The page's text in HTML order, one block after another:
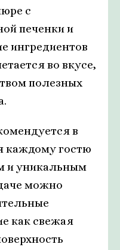
с
печенки и
ингредиентов
во вкусе,
полезных
в
каждому гостю
и уникальным
можно
как свежая